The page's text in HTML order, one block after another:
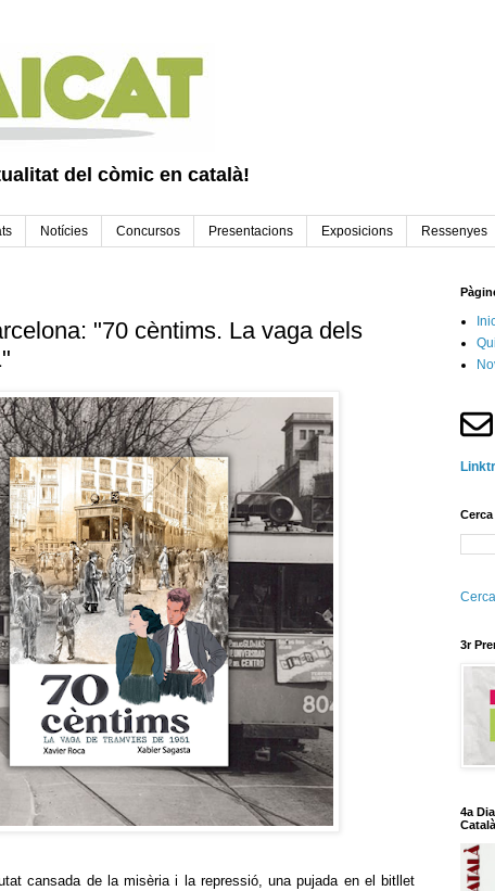
del còmic en català!
Notícies Concursos Presentacions Exposicions Ressenyes
"70 cèntims. La vaga dels
cansada de la misèria i la repressió, una pujada en el bitllet
3r
4a